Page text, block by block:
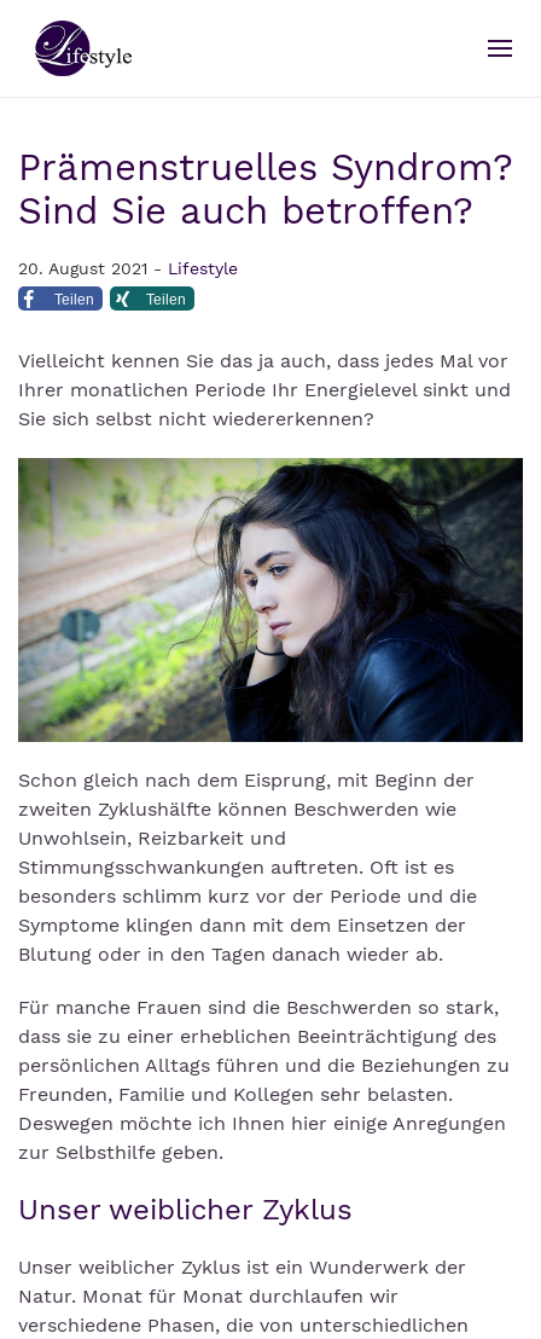
Prämenstruelles Syndrom?
Sind Sie auch betroffen?
20. August 2021 - Lifestyle
Teilen Teilen
Vielleicht kennen Sie das ja auch, dass jedes Mal vor
Ihrer monatlichen Periode Ihr Energielevel sinkt und
Sie sich selbst nicht wiedererkennen?
Schon gleich nach dem Eisprung, mit Beginn der
zweiten Zyklushälfte können Beschwerden wie
Unwohlsein, Reizbarkeit und
Stimmungsschwankungen auftreten. Oft ist es
besonders schlimm kurz vor der Periode und die
Symptome klingen dann mit dem Einsetzen der
Blutung oder in den Tagen danach wieder ab.
Für manche Frauen sind die Beschwerden so stark,
dass sie zu einer erheblichen Beeinträchtigung des
persönlichen Alltags führen und die Beziehungen zu
Freunden, Familie und Kollegen sehr belasten.
Deswegen möchte ich Ihnen hier einige Anregungen
zur Selbsthilfe geben.
Unser weiblicher Zyklus
Unser weiblicher Zyklus ist ein Wunderwerk der
Natur. Monat für Monat durchlaufen wir
verschiedene Phasen, die von unterschiedlichen